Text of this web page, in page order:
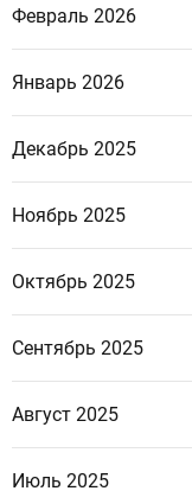
Февраль 2026
Январь 2026
Декабрь 2025
Ноябрь 2025
Октябрь 2025
Сентябрь 2025
Август 2025
Июль 2025